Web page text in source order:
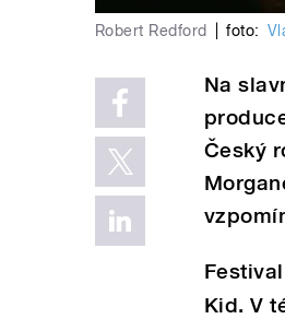
Robert Redford foto:
Na
Český
Kid. V